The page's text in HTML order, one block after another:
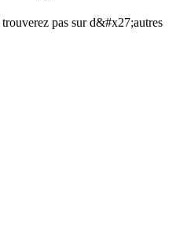
pas sur d&#x27;autres